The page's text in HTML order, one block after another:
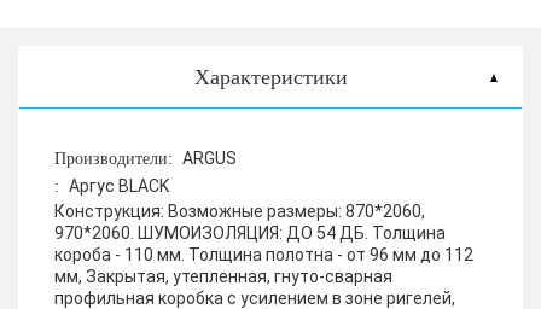
Характеристики
Производители: ARGUS
: Аргус BLACK
Конструкция: Возможные размеры: 870*2060,
970*2060. ШУМОИЗОЛЯЦИЯ: ДО 54 ДБ. Толщина
короба - 110 мм. Толщина полотна - от 96 мм до 112
мм, Закрытая, утепленная, гнуто-сварная
профильная коробка с усилением в зоне ригелей,